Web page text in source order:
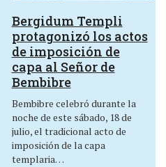
Bergidum Templi
protagonizó los actos
de imposición de
capa al Señor de
Bembibre
Bembibre celebró durante la
noche de este sábado, 18 de
julio, el tradicional acto de
imposición de la capa
templaria…